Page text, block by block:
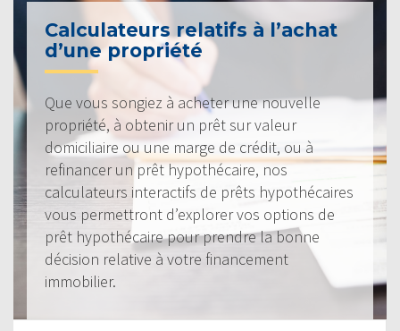
Calculateurs relatifs à l’achat
d’une propriété
Que vous songiez à acheter une nouvelle
propriété, à obtenir un prêt sur valeur
domiciliaire ou une marge de crédit, ou à
refinancer un prêt hypothécaire, nos
calculateurs interactifs de prêts hypothécaires
vous permettront d’explorer vos options de
prêt hypothécaire pour prendre la bonne
décision relative à votre financement
immobilier.